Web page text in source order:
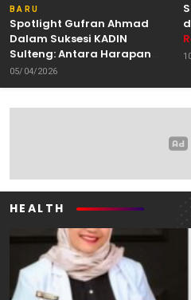
BARU
Spotlight Gufran Ahmad
Dalam Suksesi KADIN
Sulteng: Antara Harapan
dan Kebutuhan Perubahan
Oleh: Anshar Munir
05/04/2026
HEALTH